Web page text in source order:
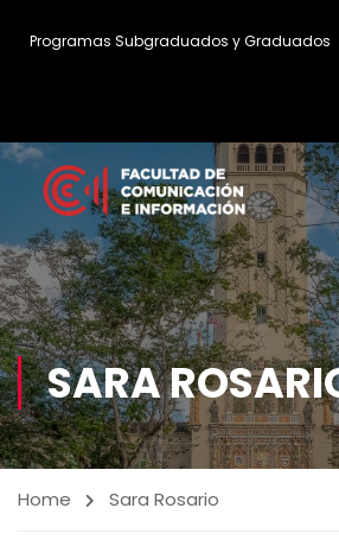
Programas Subgraduados y Graduados
SARA
Home Sara Rosario